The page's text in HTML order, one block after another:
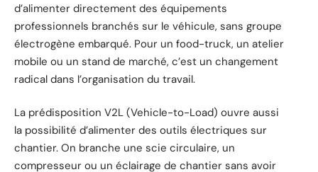
d’alimenter directement des équipements
professionnels branchés sur le véhicule, sans groupe
électrogène embarqué. Pour un food-truck, un atelier
mobile ou un stand de marché, c’est un changement
radical dans l’organisation du travail.
La prédisposition V2L (Vehicle-to-Load) ouvre aussi
la possibilité d’alimenter des outils électriques sur
chantier. On branche une scie circulaire, un
compresseur ou un éclairage de chantier sans avoir